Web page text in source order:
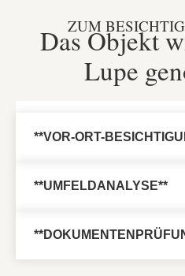
ZUM
Das Objekt
Lupe
**VOR-ORT-
**UMFELDANALYSE**